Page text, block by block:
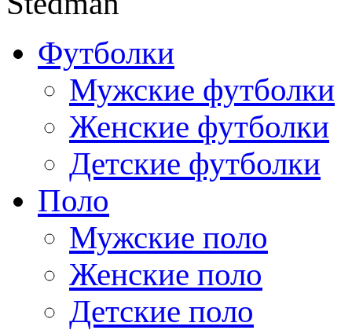
Футболки
Мужские футболки
Женские футболки
Детские футболки
Поло
Мужские поло
Женские поло
Детские поло